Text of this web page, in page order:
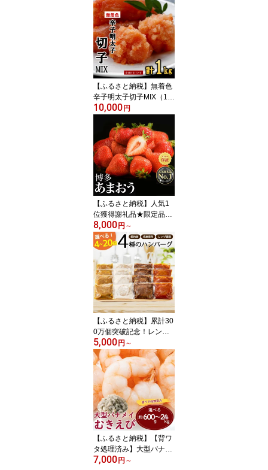
【ふるさと納税】無着色
辛子明太子切子MIX（1キ
ロ）【辛子明太子】 .A15
10,000 円
【ふるさと納税】人気1
位獲得謝礼品★限定品★
博多あまおう約540g～
1，080g いちご 苺 福
岡（先行受付／2027年2
月以降発送） 高級 フル
ーツ【あまおう】
8,000 円 ～
【ふるさと納税】累計30
0万個突破記念！レンチ
ン可！湯煎可！ベストな
4種ハンバーグから選べ
る4個〜20個セット 訳
あり 簡単 大容量 業務用
レトルト 冷凍 食べ比べ
レンジ 湯せん 個包装 4
種セット【北海道・沖
縄・離島へ配送不可】
5,000 円 ～
【ふるさと納税】【背ワ
タ処理済み】大型バナメ
イむきえび（選べる：約
7,000 円 ～